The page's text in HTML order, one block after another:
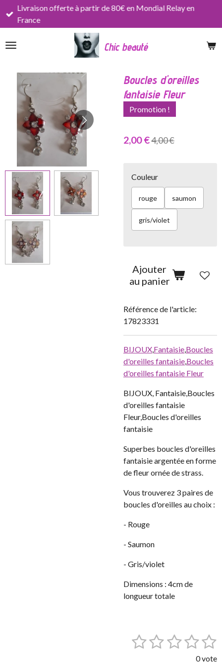
Passer
principal
Chic beauté
Livraison offerte à partir de 80€ en Mondial Relay en
France
Boucles d'oreilles
fantaisie Fleur
Promotion !
2,00 €4,00 €
Couleur
rouge saumon
gris/violet
Ajouter
au panier
Référence de l'article:
17823331
BIJOUX,Fantaisie,Boucles
d'oreilles fantaisie,Boucles
d'oreilles fantaisie Fleur
BIJOUX, Fantaisie,Boucles
d'oreilles fantaisie
Fleur,Boucles d'oreilles
fantaisie
Superbes boucles d'oreilles
fantaisie argentée en forme
de fleur ornée de strass.
Vous trouverez 3 paires de
boucles d'oreilles au choix :
- Rouge
- Saumon
- Gris/violet
Dimensions : 4cm de
longueur totale
1 2 3 4 5
é
v
0 vote